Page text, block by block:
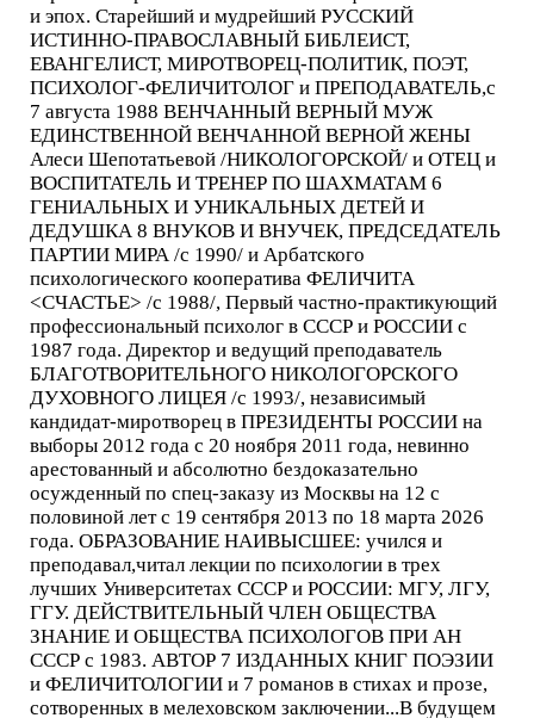
и эпох. Старейший и мудрейший РУССКИЙ
ИСТИННО-ПРАВОСЛАВНЫЙ БИБЛЕИСТ,
ЕВАНГЕЛИСТ, МИРОТВОРЕЦ-ПОЛИТИК, ПОЭТ,
ПСИХОЛОГ-ФЕЛИЧИТОЛОГ и ПРЕПОДАВАТЕЛЬ,с
7 августа 1988 ВЕНЧАННЫЙ ВЕРНЫЙ МУЖ
ЕДИНСТВЕННОЙ ВЕНЧАННОЙ ВЕРНОЙ ЖЕНЫ
Алеси Шепотатьевой /НИКОЛОГОРСКОЙ/ и ОТЕЦ и
ВОСПИТАТЕЛЬ И ТРЕНЕР ПО ШАХМАТАМ 6
ГЕНИАЛЬНЫХ И УНИКАЛЬНЫХ ДЕТЕЙ И
ДЕДУШКА 8 ВНУКОВ И ВНУЧЕК, ПРЕДСЕДАТЕЛЬ
ПАРТИИ МИРА /с 1990/ и Арбатского
психологического кооператива ФЕЛИЧИТА
<СЧАСТЬЕ> /с 1988/, Первый частно-практикующий
профессиональный психолог в СССР и РОССИИ с
1987 года. Директор и ведущий преподаватель
БЛАГОТВОРИТЕЛЬНОГО НИКОЛОГОРСКОГО
ДУХОВНОГО ЛИЦЕЯ /с 1993/, независимый
кандидат-миротворец в ПРЕЗИДЕНТЫ РОССИИ на
выборы 2012 года с 20 ноября 2011 года, невинно
арестованный и абсолютно бездоказательно
осужденный по спец-заказу из Москвы на 12 с
половиной лет с 19 сентября 2013 по 18 марта 2026
года. ОБРАЗОВАНИЕ НАИВЫСШЕЕ: учился и
преподавал,читал лекции по психологии в трех
лучших Университетах СССР и РОССИИ: МГУ, ЛГУ,
ГГУ. ДЕЙСТВИТЕЛЬНЫЙ ЧЛЕН ОБЩЕСТВА
ЗНАНИЕ И ОБЩЕСТВА ПСИХОЛОГОВ ПРИ АН
СССР с 1983. АВТОР 7 ИЗДАННЫХ КНИГ ПОЭЗИИ
и ФЕЛИЧИТОЛОГИИ и 7 романов в стихах и прозе,
сотворенных в мелеховском заключении...В будущем